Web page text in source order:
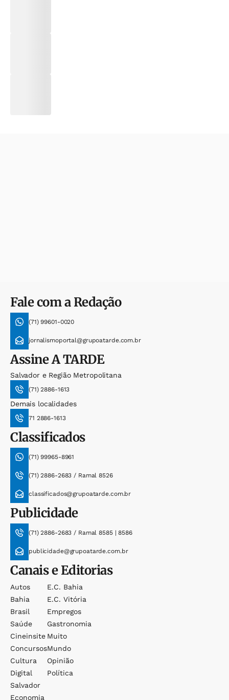
Fale com a Redação
(71) 99601-0020
jornalismoportal@grupoatarde.com.br
AssineA TARDE
Salvador e Região Metropolitana
(71) 2886-1613
Demais localidades
71 2886-1613
Classificados
(71) 99965-8961
(71) 2886-2683 / Ramal 8526
classificados@grupoatarde.com.br
Publicidade
(71) 2886-2683 / Ramal 8585 | 8586
publicidade@grupoatarde.com.br
Canais e Editorias
Autos
Bahia
Brasil
Saúde
Cineinsite
Concursos
Cultura
Digital
Salvador
Economia
E.c. Bahia
E.c. Vitória
Empregos
Gastronomia
Muito
Mundo
Opinião
Política